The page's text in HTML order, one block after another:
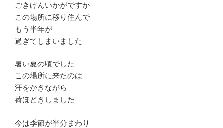
ごきげんいかがですか
この場所に移り住んで
もう半年が
過ぎてしまいました
暑い夏の頃でした
この場所に来たのは
汗をかきながら
荷ほどきしました
今は季節が半分まわり